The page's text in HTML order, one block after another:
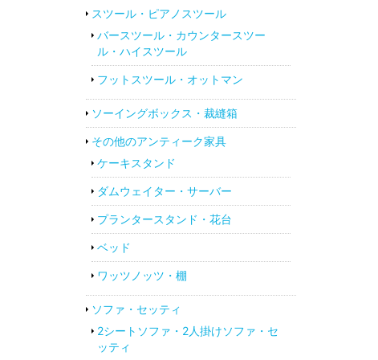
スツール・ピアノスツール
バースツール・カウンタースツー
ル・ハイスツール
フットスツール・オットマン
ソーイングボックス・裁縫箱
その他のアンティーク家具
ケーキスタンド
ダムウェイター・サーバー
プランタースタンド・花台
ベッド
ワッツノッツ・棚
ソファ・セッティ
2シートソファ・2人掛けソファ・セ
ッティ